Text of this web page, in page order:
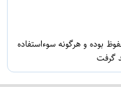
بوده و هرگونه سوءاستفاده
گرفت